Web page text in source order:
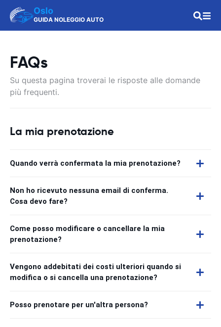
Oslo
GUIDA NOLEGGIO AUTO
FAQs
Su questa pagina troverai le risposte alle domande
più frequenti.
La mia prenotazione
Quando verrà confermata la mia prenotazione?
Non ho ricevuto nessuna email di conferma.
Cosa devo fare?
Come posso modificare o cancellare la mia
prenotazione?
Vengono addebitati dei costi ulteriori quando si
modifica o si cancella una prenotazione?
Posso prenotare per un'altra persona?